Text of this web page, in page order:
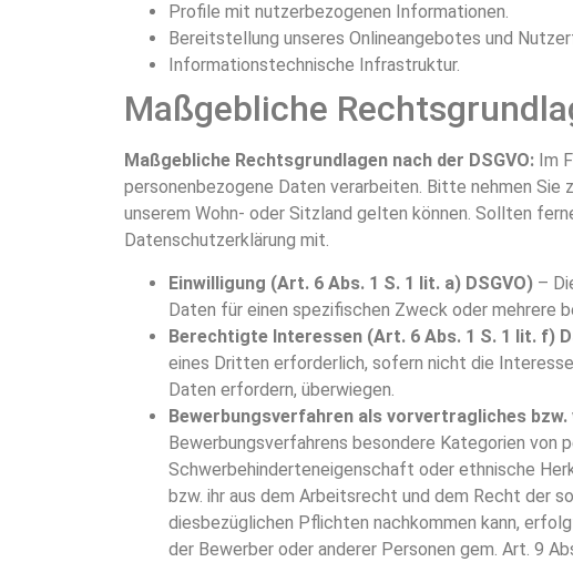
Profile mit nutzerbezogenen Informationen.
Bereitstellung unseres Onlineangebotes und
Informationstechnische Infrastruktur.
Maßgebliche
Maßgebliche Rechtsgrundlagen nach der DSGVO: Im
personenbezogene Daten verarbeiten. Bitte nehmen Sie
unserem Wohn- oder Sitzland gelten können. Sollten
Datenschutzerklärung mit.
Einwilligung (Art. 6 Abs. 1 S. 1 lit. a) DSGVO) –
Daten für einen spezifischen Zweck oder mehrere
Berechtigte Interessen (Art. 6 Abs. 1 S. 1 lit. f)
eines Dritten erforderlich, sofern nicht die
Daten erfordern, überwiegen.
Bewerbungsverfahren als vorvertragliches
Bewerbungsverfahrens besondere Kategorien von
Schwerbehinderteneigenschaft oder ethnische
bzw. ihr aus dem Arbeitsrecht und dem Recht der
diesbezüglichen Pflichten nachkommen kann,
der Bewerber oder anderer Personen gem. Art. 9